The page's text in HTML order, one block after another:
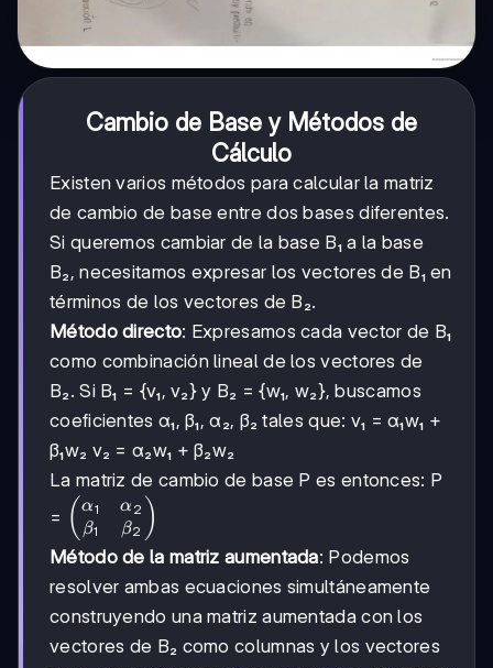
Cambio de Base y Métodos de
Cálculo
Existen varios métodos para calcular la matriz
de cambio de base entre dos bases diferentes.
Si queremos cambiar de la base B₁ a la base
B₂, necesitamos expresar los vectores de B₁ en
términos de los vectores de B₂.
Método directo: Expresamos cada vector de B₁
como combinación lineal de los vectores de
B₂. Si B₁ = {v₁, v₂} y B₂ = {w₁, w₂}, buscamos
coeficientes α₁, β₁, α₂, β₂ tales que: v₁ = α₁w₁ +
β₁w₂ v₂ = α₂w₁ + β₂w₂
La matriz de cambio de base P es entonces: P
=
\begin{pmatrix}
\alpha_1 &
\alpha_2 \\
\beta_1 &
\beta_2
\end{pmatrix}
( α1
β1
α2
β2 )
Método de la matriz aumentada: Podemos
resolver ambas ecuaciones simultáneamente
construyendo una matriz aumentada con los
vectores de B₂ como columnas y los vectores